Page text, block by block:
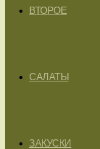
ВТОРОЕ
САЛАТЫ
ЗАКУСКИ